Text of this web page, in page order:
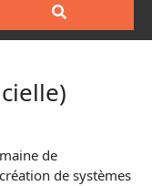
de
de systèmes